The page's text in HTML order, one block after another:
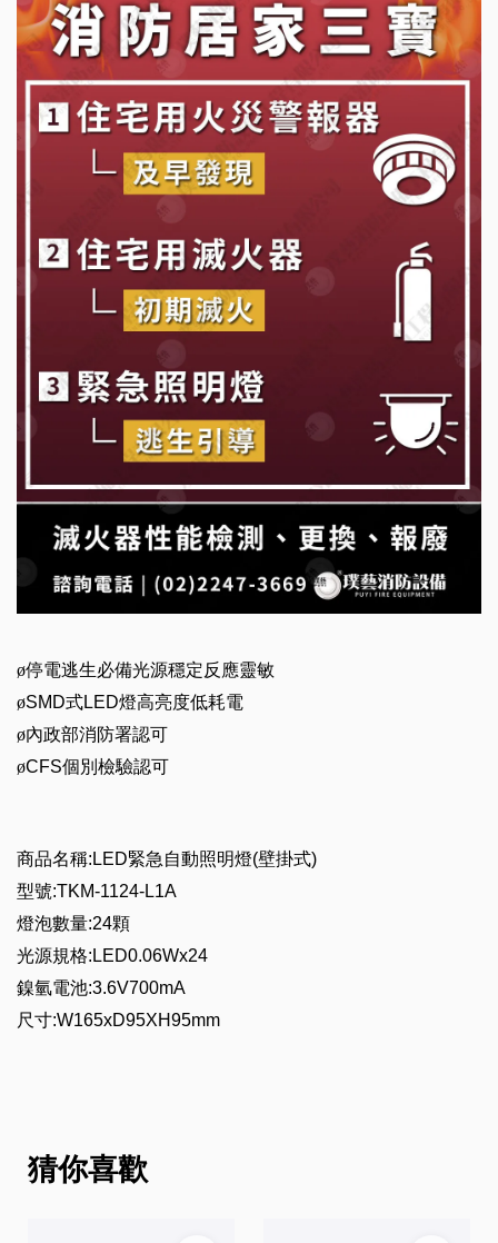
ø停電逃生必備光源穩定反應靈敏
øSMD式LED燈高亮度低耗電
ø內政部消防署認可
øCFS個別檢驗認可
商品名稱:LED緊急自動照明燈(壁掛式)
型號:TKM-1124-L1A
燈泡數量:24顆
光源規格:LED0.06Wx24
鎳氫電池:3.6V700mA
尺寸:W165xD95XH95mm
猜你喜歡